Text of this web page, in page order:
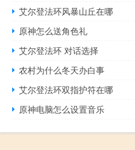
艾尔登法环风暴山丘在哪
原神怎么送角色礼
艾尔登法环 对话选择
农村为什么冬天办白事
艾尔登法环双指护符在哪
原神电脑怎么设置音乐